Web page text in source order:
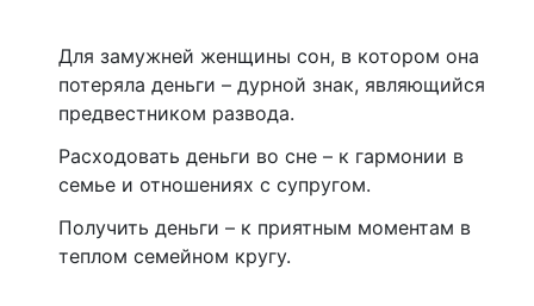
Для замужней женщины сон, в котором она
потеряла деньги – дурной знак, являющийся
предвестником развода.
Расходовать деньги во сне – к гармонии в
семье и отношениях с супругом.
Получить деньги – к приятным моментам в
теплом семейном кругу.